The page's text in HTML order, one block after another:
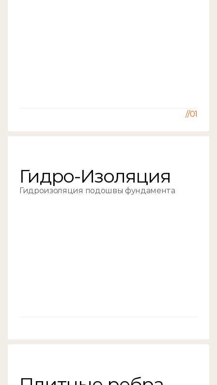
//01
Гидро-Изоляция
Гидроизоляция подошвы фундамента